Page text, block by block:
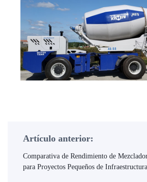
Artículo anterior:
Comparativa de Rendimiento de
para Proyectos Pequeños de